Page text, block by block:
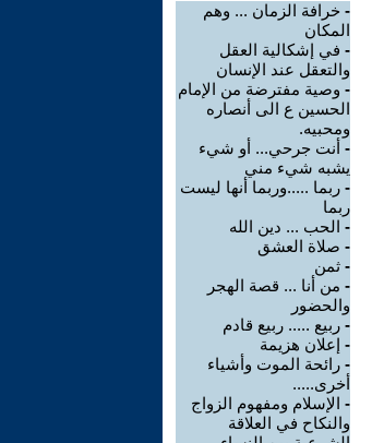
- خرافة الزمان ... وهم
المكان
- في إشكالية العقل
والتعقل عند الإنسان
- وصية مفترضة من الإمام
الحسين ع الى أنصاره
ومحبيه.
- أنت جرحي... أو شيء
يشبه شيء مني
- ربما .....وربما أنها ليست
ربما
- الحب ... دين الله
- صلاة العشق
- ثمن
- من أنا ... قصة الهجر
والحضور
- ربيع ..... ربيع قادم
- إعلان هزيمة
- رائحة الموت وأشياء
أخرى.....
- الإسلام ومفهوم الزواج
والنكاح في العلاقة